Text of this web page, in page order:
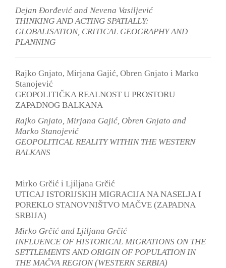
Dejan Đorđević and Nevena Vasiljević
THINKING AND ACTING SPATIALLY:
GLOBALISATION, CRITICAL GEOGRAPHY AND
PLANNING
Rajko Gnjato, Mirjana Gajić, Obren Gnjato i Marko
Stanojević
GEOPOLITIČKA REALNOST U PROSTORU
ZAPADNOG BALKANA
Rajko Gnjato, Mirjana Gajić, Obren Gnjato and
Marko Stanojević
GEOPOLITICAL REALITY WITHIN THE WESTERN
BALKANS
Mirko Grčić i Ljiljana Grčić
UTICAJ ISTORIJSKIH MIGRACIJA NA NASELJA I
POREKLO STANOVNIŠTVO MAČVE (ZAPADNA
SRBIJA)
Mirko Grčić and Ljiljana Grčić
INFLUENCE OF HISTORICAL MIGRATIONS ON THE
SETTLEMENTS AND ORIGIN OF POPULATION IN
THE MAČVA REGION (WESTERN SERBIA)